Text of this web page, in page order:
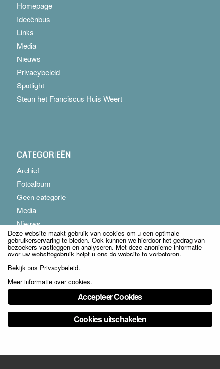
Homepage
Ideeënbus
Links
Media
Nieuws
Privacybeleid
Spotlight
Steun het Franciscus Huis Weert
CATEGORIEËN
Archief
Fotoalbum
Geen categorie
Media
Nieuws
© Copyright - Franciscus Huis Weert B.V. - webdesign:
Deze website maakt gebruik van cookies om u een optimale
gebruikerservaring te bieden. Ook kunnen we hierdoor het gedrag van
bezoekers vastleggen en analyseren. Met deze anonieme informatie
over uw websitegebruik helpt u ons de website te verbeteren.
Bekijk ons Privacybeleid.
Meer informatie over cookies.
Accepteer Cookies
Cookies uitschakelen